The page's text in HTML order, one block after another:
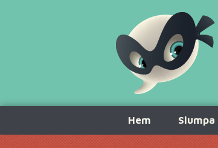
innehåll
Hem Slumpa